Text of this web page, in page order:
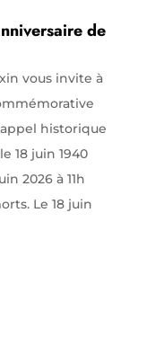
de
vous invite à
historique
18 juin 1940
2026 à 11h
Le 18 juin